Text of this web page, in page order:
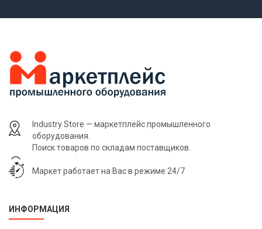
Industry Store — маркетплейс промышленного
оборудования.
Поиск товаров по складам поставщиков.
Маркет работает на Вас в режиме 24/7
ИНФОРМАЦИЯ